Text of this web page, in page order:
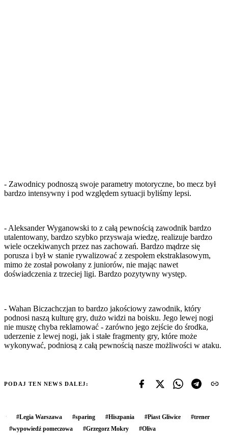
- Zawodnicy podnoszą swoje parametry motoryczne, bo mecz był
bardzo intensywny i pod względem sytuacji byliśmy lepsi.
- Aleksander Wyganowski to z całą pewnością zawodnik bardzo
utalentowany, bardzo szybko przyswaja wiedzę, realizuje bardzo
wiele oczekiwanych przez nas zachowań. Bardzo mądrze się
porusza i był w stanie rywalizować z zespołem ekstraklasowym,
mimo że został powołany z juniorów, nie mając nawet
doświadczenia z trzeciej ligi. Bardzo pozytywny występ.
- Wahan Biczachczjan to bardzo jakościowy zawodnik, który
podnosi naszą kulturę gry, dużo widzi na boisku. Jego lewej nogi
nie muszę chyba reklamować - zarówno jego zejście do środka,
uderzenie z lewej nogi, jak i stałe fragmenty gry, które może
wykonywać, podniosą z całą pewnością nasze możliwości w ataku.
PODAJ TEN NEWS DALEJ:
#Legia Warszawa #sparing #Hiszpania #Piast Gliwice #trener
#wypowiedź pomeczowa #Grzegorz Mokry #Oliva